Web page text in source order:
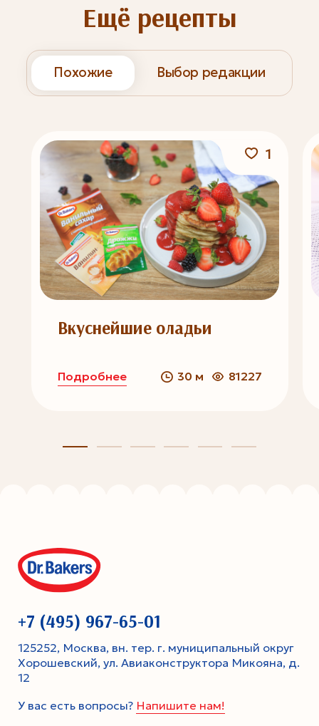
Ещё рецепты
Похожие Выбор редакции
1
Вкуснейшие оладьи
Подробнее 30 м 81227
+7 (495) 967-65-01
125252, Москва, вн. тер. г. муниципальный округ
Хорошевский, ул. Авиаконструктора Микояна, д.
12
У вас есть вопросы? Напишите нам!